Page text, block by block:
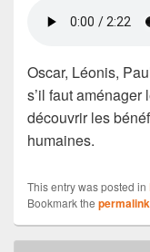
Oscar, Léonis,
s’il faut aménager
découvrir les
humaines.
This entry was posted in
Bookmark the permalink